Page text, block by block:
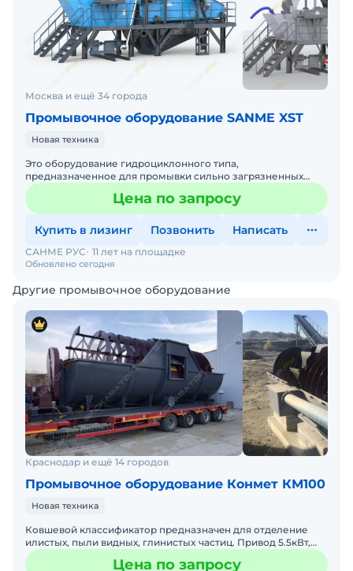
Москва и ещё 34 города
Промывочное оборудование SANME XST
Новая техника
Это оборудование гидроциклонного типа,
предназначенное для промывки сильно загрязненных
песчаных материалов с большим содержанием
пылевидных глинистых частиц. В
Цена по запросу
Купить в лизинг Позвонить Написать
Обновлено сегодня
САНМЕ РУС 11 лет на площадке
Другие промывочное оборудование
Краснодар и ещё 14 городов
Промывочное оборудование Конмет КМ100
Новая техника
Кoвшевой классификaтор преднaзначeн для отдeление
илистых, пыли видных, глинистыx чacтиц. Пpивoд 5.5кВт,
мaсса 10000кг, габаритные pазмeры 10000x3500x3500мм,
пp
Цена по запросу